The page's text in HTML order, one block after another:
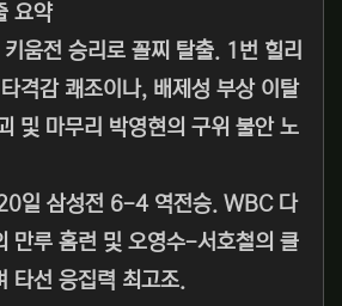
요약
움전 승리로 꼴찌 탈출. 1번 힐리
격감 쾌조이나, 배제성 부상 이탈
및 마무리 박영현의 구위 불안 노
일 삼성전 6-4 역전승. WBC 다
만루 홈런 및 오영수-서호철의 클
타선 응집력 최고조.